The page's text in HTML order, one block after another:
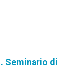
Seminario di